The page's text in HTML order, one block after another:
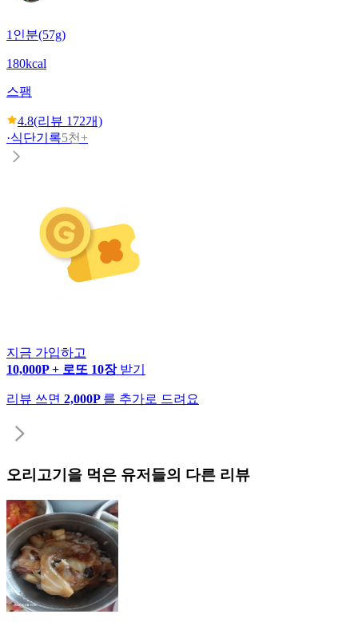
1인분(57g)
180kcal
스팸
4.8(리뷰 172개)
·식단기록5천+
지금 가입하고
10,000P + 로또 10장 받기
리뷰 쓰면 2,000P 를 추가로 드려요
오리고기 을 먹은 유저들의 다른 리뷰